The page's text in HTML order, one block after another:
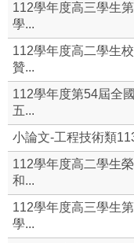
112學年度高三學生
學...
112學年度高二學生
贊...
112學年度第54屆全
五...
小論文-工程技術類
112學年度高二學生
和...
112學年度高三學生
學...